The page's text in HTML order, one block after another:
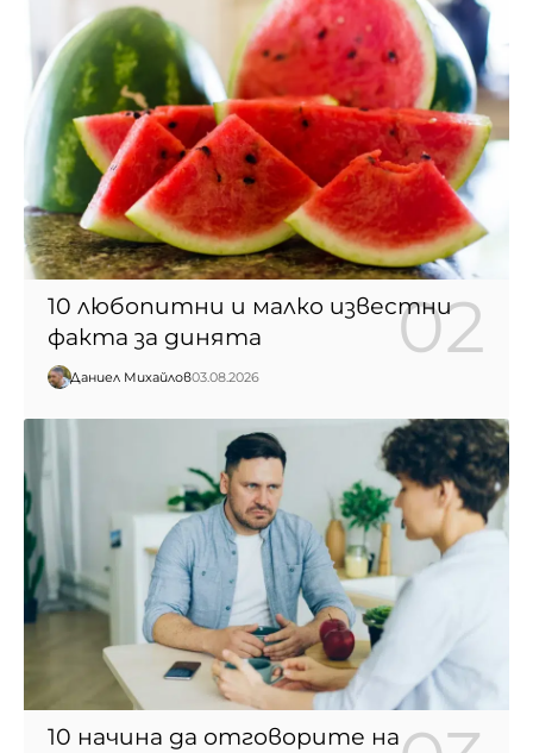
10 любопитни и малко известни
факта за динята
Даниел Михайлов03.08.2026
10 начина да отговорите на